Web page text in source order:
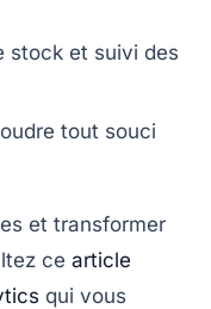
stock et suivi des
tout souci
et transformer
ce article
qui vous